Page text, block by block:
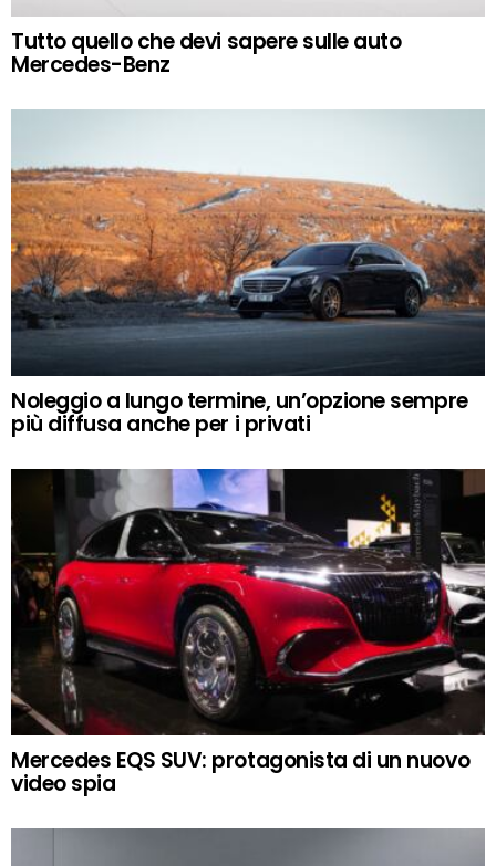
Tutto quello che devi sapere sulle auto
Mercedes-Benz
Noleggio a lungo termine, un’opzione sempre
più diffusa anche per i privati
Mercedes EQS SUV: protagonista di un nuovo
video spia